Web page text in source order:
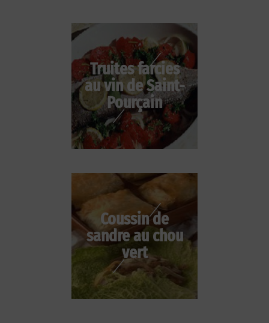
Truites farcies
au vin de Saint-
Pourçain
Coussin de
sandre au chou
vert